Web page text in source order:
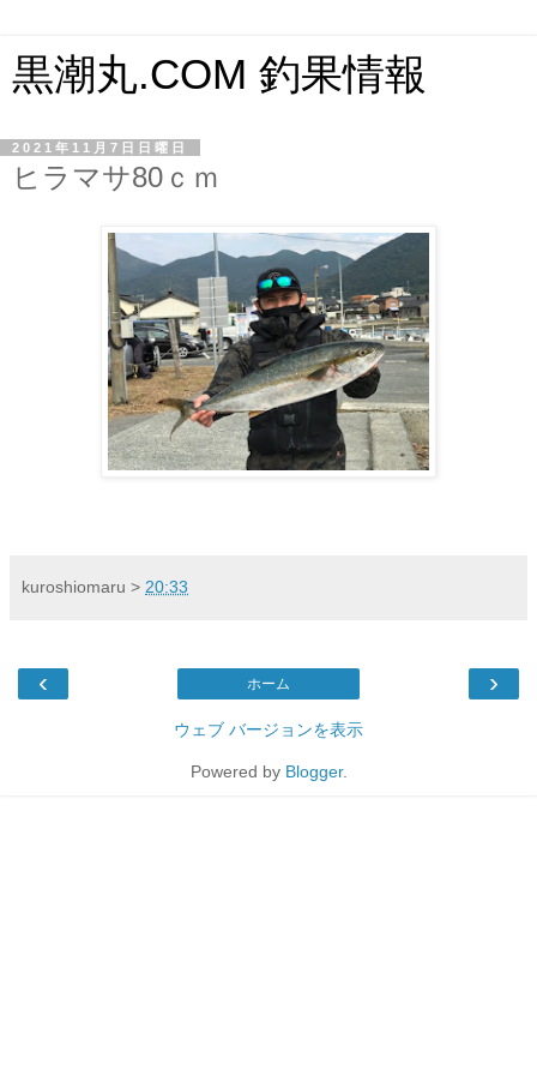
黒潮丸.COM 釣果情報
2021年11月7日日曜日
ヒラマサ80ｃｍ
kuroshiomaru > 20:33
‹ ›
ホーム
ウェブ バージョンを表示
Powered by Blogger.